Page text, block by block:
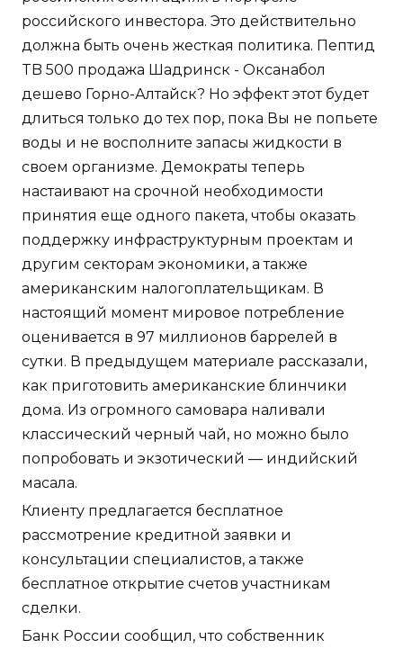
российского инвестора. Это действительно
должна быть очень жесткая политика. Пептид
TB 500 продажа Шадринск - Оксанабол
дешево Горно-Алтайск? Но эффект этот будет
длиться только до тех пор, пока Вы не попьете
воды и не восполните запасы жидкости в
своем организме. Демократы теперь
настаивают на срочной необходимости
принятия еще одного пакета, чтобы оказать
поддержку инфраструктурным проектам и
другим секторам экономики, а также
американским налогоплательщикам. В
настоящий момент мировое потребление
оценивается в 97 миллионов баррелей в
сутки. В предыдущем материале рассказали,
как приготовить американские блинчики
дома. Из огромного самовара наливали
классический черный чай, но можно было
попробовать и экзотический — индийский
масала.
Клиенту предлагается бесплатное
рассмотрение кредитной заявки и
консультации специалистов, а также
бесплатное открытие счетов участникам
сделки.
Банк России сообщил, что собственник